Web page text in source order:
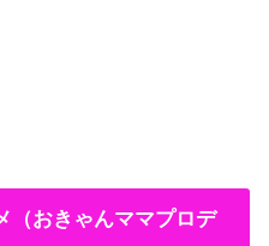
（おきゃんママプロデ